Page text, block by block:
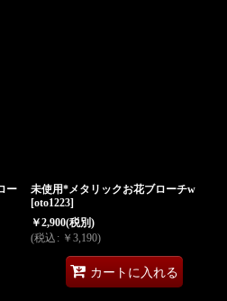
ー
未使用*メタリックお花ブローチw
[oto1223]
￥2,900(税別)
(税込 : ￥ 3,190)
カートに入れる